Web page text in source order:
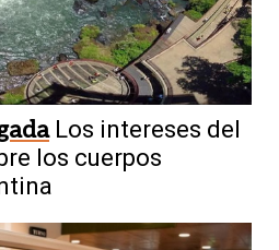
Los intereses del
los cuerpos